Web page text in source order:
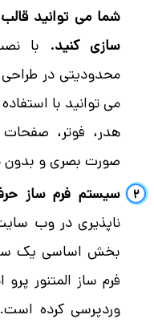
شما می توانید
سازی کنید.
محدودیتی در
می توانید با
صورت بصری و بدون
سیستم فرم ساز
ناپذیری در وب
بخش اساسی یک
فرم ساز المتنور
وردپرسی کرده